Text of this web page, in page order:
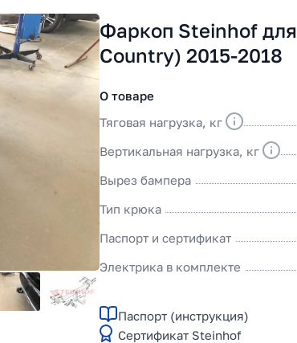
Фаркоп Steinhof
Country) 2015-2018
О товаре
Тяговая нагрузка, кг
Вертикальная нагрузка, кг
Вырез бампера
Тип крюка
Паспорт и сертификат
Электрика в комплекте
Паспорт (инструкция)
Сертификат Steinhof